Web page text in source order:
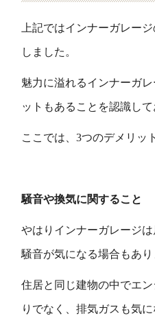
上記ではインナーガレー
しました。
魅力に溢れるインナーガ
ットもあることを認識して
ここでは、3つのデメリッ
騒音や換気に関すること
やはりインナーガレージは
騒音が気になる場合もあり
住居と同じ建物の中でエ
りでなく、排気ガスも気に